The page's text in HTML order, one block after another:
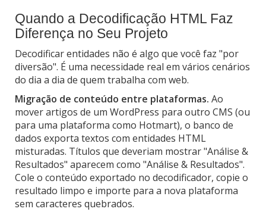
Quando a Decodificação HTML Faz
Diferença no Seu Projeto
Decodificar entidades não é algo que você faz "por
diversão". É uma necessidade real em vários cenários
do dia a dia de quem trabalha com web.
Migração de conteúdo entre plataformas. Ao
mover artigos de um WordPress para outro CMS (ou
para uma plataforma como Hotmart), o banco de
dados exporta textos com entidades HTML
misturadas. Títulos que deveriam mostrar "Análise &
Resultados" aparecem como "Análise & Resultados".
Cole o conteúdo exportado no decodificador, copie o
resultado limpo e importe para a nova plataforma
sem caracteres quebrados.